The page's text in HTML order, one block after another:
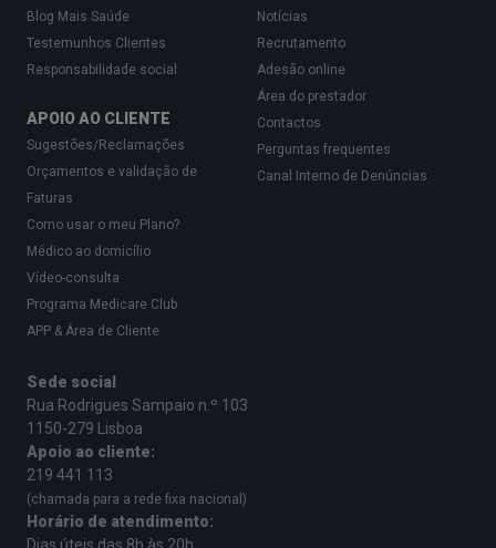
Blog Mais Saúde
Testemunhos Clientes
Responsabilidade social
APOIO AO CLIENTE
Sugestões/Reclamações
Orçamentos e validação de
Faturas
Como usar o meu Plano?
Médico ao domicílio
Vídeo-consulta
Programa Medicare Club
APP & Área de Cliente
Notícias
Recrutamento
Adesão online
Área do prestador
Contactos
Perguntas frequentes
Canal Interno de Denúncias
Sede social
Rua Rodrigues Sampaio n.º 103
1150-279 Lisboa
Apoio ao cliente:
219 441 113
(chamada para a rede fixa nacional)
Horário de atendimento: